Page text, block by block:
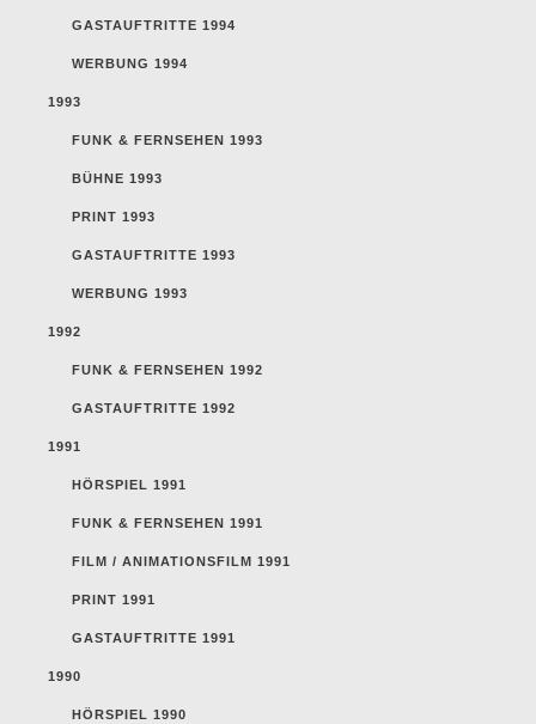
GASTAUFTRITTE 1994
WERBUNG 1994
1993
FUNK & FERNSEHEN 1993
BÜHNE 1993
PRINT 1993
GASTAUFTRITTE 1993
WERBUNG 1993
1992
FUNK & FERNSEHEN 1992
GASTAUFTRITTE 1992
1991
HÖRSPIEL 1991
FUNK & FERNSEHEN 1991
FILM / ANIMATIONSFILM 1991
PRINT 1991
GASTAUFTRITTE 1991
1990
HÖRSPIEL 1990